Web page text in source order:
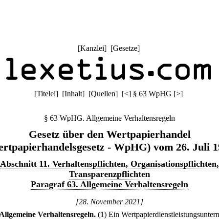
[Kanzlei] [Gesetze]
[Titelei] [Inhalt] [Quellen] [<] § 63 WpHG [>]
§ 63 WpHG. Allgemeine Verhaltensregeln
Gesetz über den Wertpapierhandel
- WpHG) vom 26. Juli
Abschnitt 11. Verhaltenspflichten, Organisationspflichten,
Transparenzpflichten
Paragraf 63. Allgemeine Verhaltensregeln
[28. November 2021]
Allgemeine Verhaltensregeln. (1) Ein